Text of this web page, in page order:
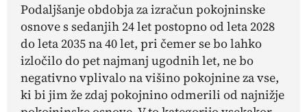
Podaljšanje obdobja za izračun pokojninske
osnove s sedanjih 24 let postopno od leta 2028
do leta 2035 na 40 let, pri čemer se bo lahko
izločilo do pet najmanj ugodnih let, ne bo
negativno vplivalo na višino pokojnine za vse,
ki bi jim že zdaj pokojnino odmerili od najnižje